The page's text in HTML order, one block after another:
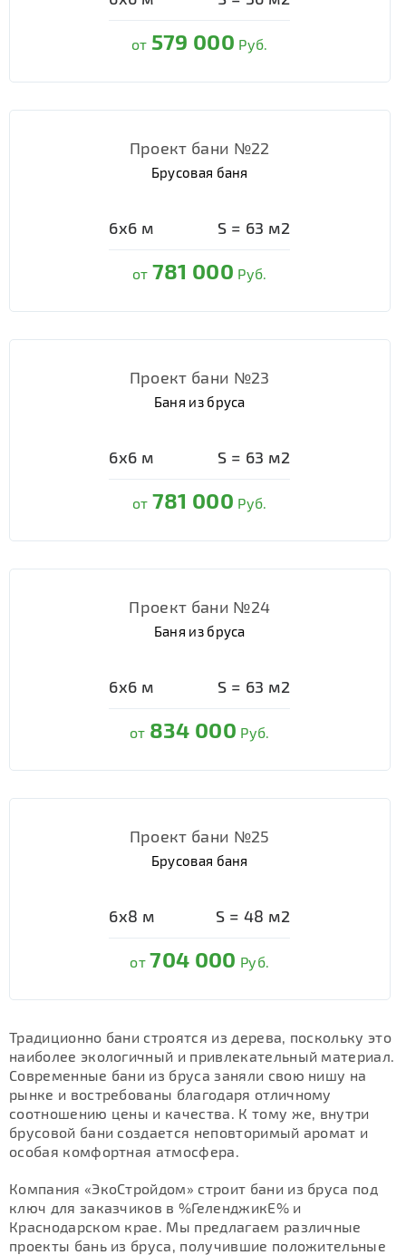
от 579 000 Руб.
Проект бани №22
Брусовая баня
6х6 м S = 63 м2
от 781 000 Руб.
Проект бани №23
Баня из бруса
6х6 м S = 63 м2
от 781 000 Руб.
Проект бани №24
Баня из бруса
6х6 м S = 63 м2
от 834 000 Руб.
Проект бани №25
Брусовая баня
6х8 м S = 48 м2
от704 000 Руб.
Традиционно бани строятся из дерева, поскольку это
наиболее экологичный и привлекательный материал.
Современные бани из бруса заняли свою нишу на
рынке и востребованы благодаря отличному
соотношению цены и качества. К тому же, внутри
брусовой бани создается неповторимый аромат и
особая комфортная атмосфера.
Компания «ЭкоСтройдом» строит бани из бруса под
ключ для заказчиков в %ГеленджикЕ% и
Краснодарском крае. Мы предлагаем различные
проекты бань из бруса, получившие положительные